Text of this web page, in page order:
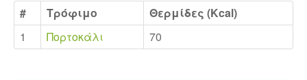
# Τρόφιμο
Θερμίδες (Kcal)
1
Πορτοκάλι 70